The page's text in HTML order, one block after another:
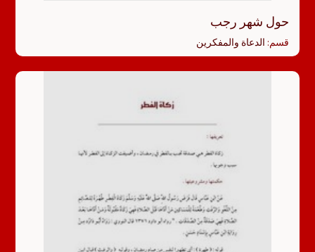
حول شهر رجب
قسم: الدعاة والمفكرين